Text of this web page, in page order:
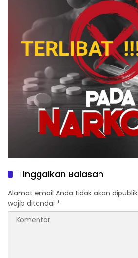
Tinggalkan Balasan
Alamat email Anda tidak akan
wajib ditandai *